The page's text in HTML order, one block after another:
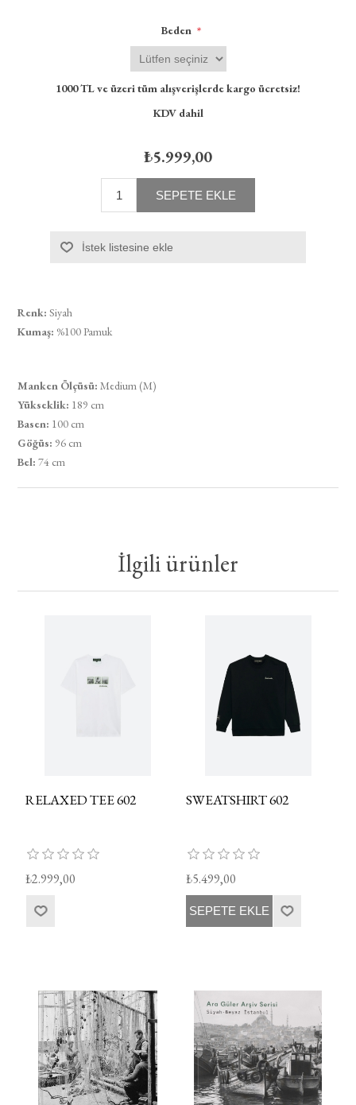
Beden *
1000 TL ve üzeri tüm alışverişlerde kargo ücretsiz!
KDV dahil
₺5.999,00
SEPETE EKLE
İstek listesine ekle
Renk: Siyah
Kumaş: %100 Pamuk
Manken Ölçüsü: Medium (M)
Yükseklik: 189 cm
Basen: 100 cm
Göğüs: 96 cm
Bel: 74 cm
İlgili ürünler
RELAXED TEE 602
₺2.999,00
SWEATSHIRT 602
₺5.499,00
SEPETE EKLE